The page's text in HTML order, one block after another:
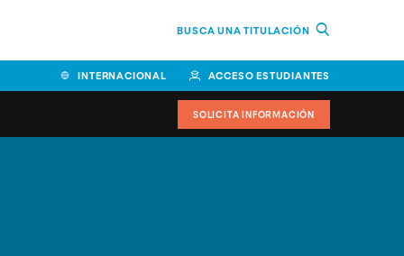
BUSCA UNA TITULACIÓN
INTERNACIONAL ACCESO ESTUDIANTES
SOLICITA INFORMACIÓN